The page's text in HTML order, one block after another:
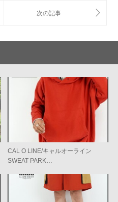
CAL O LINE/キャルオーライン
SWEAT PARK…